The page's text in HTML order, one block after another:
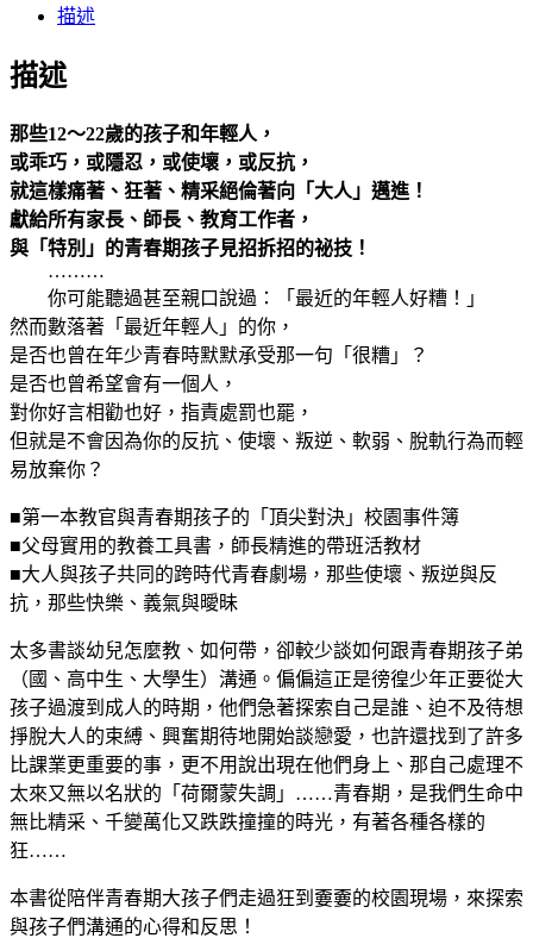
描述
描述
那些12～22歲的孩子和年輕人，
或乖巧，或隱忍，或使壞，或反抗，
就這樣痛著、狂著、精采絕倫著向「大人」邁進！
獻給所有家長、師長、教育工作者，
與「特別」的青春期孩子見招拆招的祕技！
………
你可能聽過甚至親口說過：「最近的年輕人好糟！」
然而數落著「最近年輕人」的你，
是否也曾在年少青春時默默承受那一句「很糟」？
是否也曾希望會有一個人，
對你好言相勸也好，指責處罰也罷，
但就是不會因為你的反抗、使壞、叛逆、軟弱、脫軌行為而輕
易放棄你？
■第一本教官與青春期孩子的「頂尖對決」校園事件簿
■父母實用的教養工具書，師長精進的帶班活教材
■大人與孩子共同的跨時代青春劇場，那些使壞、叛逆與反
抗，那些快樂、義氣與曖昧
太多書談幼兒怎麼教、如何帶，卻較少談如何跟青春期孩子弟
（國、高中生、大學生）溝通。偏偏這正是徬徨少年正要從大
孩子過渡到成人的時期，他們急著探索自己是誰、迫不及待想
掙脫大人的束縛、興奮期待地開始談戀愛，也許還找到了許多
比課業更重要的事，更不用說出現在他們身上、那自己處理不
太來又無以名狀的「荷爾蒙失調」……青春期，是我們生命中
無比精采、千變萬化又跌跌撞撞的時光，有著各種各樣的
狂……
本書從陪伴青春期大孩子們走過狂到嫑嫑的校園現場，來探索
與孩子們溝通的心得和反思！